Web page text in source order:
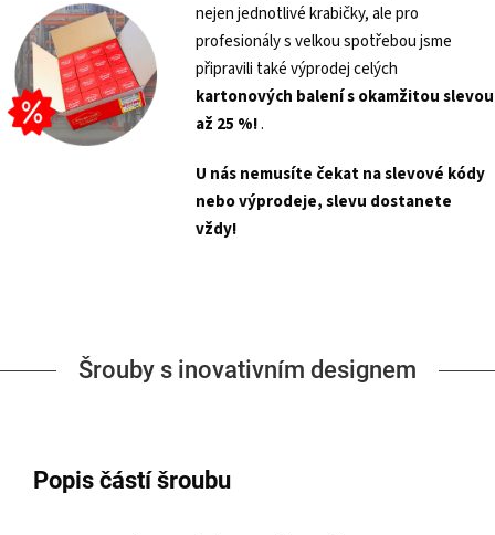
nejen jednotlivé krabičky, ale pro
profesionály s velkou spotřebou jsme
připravili také výprodej celých
kartonových balení sokamžitou slevou
až 25 %!.
U nás nemusíte čekat na slevové kódy
nebo výprodeje, slevu dostanete
vždy!
Šrouby s inovativním designem
Popis částí šroubu